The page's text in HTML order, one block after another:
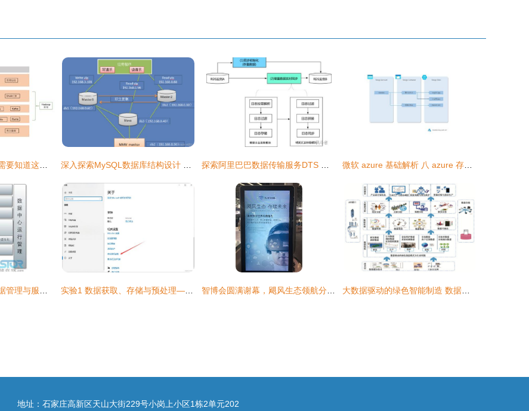
地址：石家庄高新区天山大街229号小岗上小区1栋2单元202